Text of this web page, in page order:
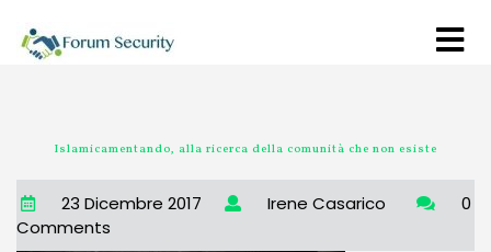
Islamicamentando, alla ricerca della comunità che non esiste
23 Dicembre 2017 Irene Casarico
0
Comments